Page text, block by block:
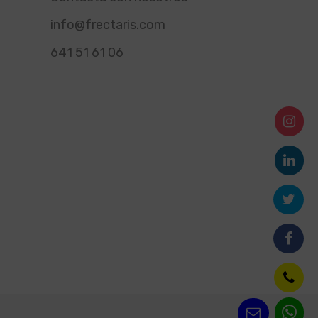
info@frectaris.com
641 51 61 06